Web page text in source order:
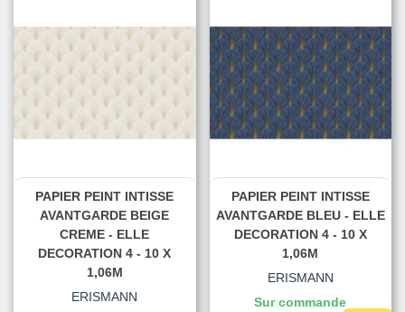
PAPIER PEINT INTISSE
AVANTGARDE BEIGE
CREME - ELLE
DECORATION 4 - 10 X
1,06M
ERISMANN
PAPIER PEINT INTISSE
AVANTGARDE BLEU - ELLE
DECORATION 4 - 10 X
1,06M
ERISMANN
Sur commande